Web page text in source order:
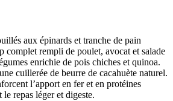
aux épinards et tranche de pain
complet rempli de poulet, avocat et salade
enrichie de pois chiches et quinoa.
cuillerée de beurre de cacahuète naturel.
l’apport en fer et en protéines
repas léger et digeste.